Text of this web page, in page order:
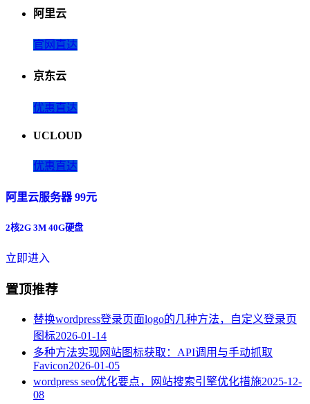
阿里云
官网直达
京东云
优惠直达
UCLOUD
优惠直达
阿里云服务器 99元
2核2G 3M 40G硬盘
立即进入
置顶推荐
替换wordpress登录页面logo的几种方法，自定义登录页
图标2026-01-14
多种方法实现网站图标获取：API调用与手动抓取
Favicon2026-01-05
wordpress seo优化要点，网站搜索引擎优化措施2025-12-
08